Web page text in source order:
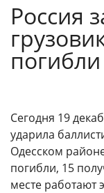
Россия
погибли
Сегодня 19
ударила
Одесском
погибли, 15
месте работают